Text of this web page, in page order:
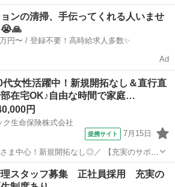
用してのお仕事です★ ★ノルマや新規開拓
畿圏支社 〒541-8553 大阪府大阪市中央区
ンの清掃、手伝ってくれる人いませ
😭🙏
日給例1万円〜 / 登録不要！高時給求人多数✨
Ad
代女性活躍中！新規開拓なし＆直行直
在宅OK♪自由な時間で家庭…
円
ク生命保険株式会社
提携サイト 7月15日
ま中心！新規開拓なし◎／ 【充実のサポー
、 未経験の方も安心してスタートできま
理スタッフ募集 正社員採用 充実の